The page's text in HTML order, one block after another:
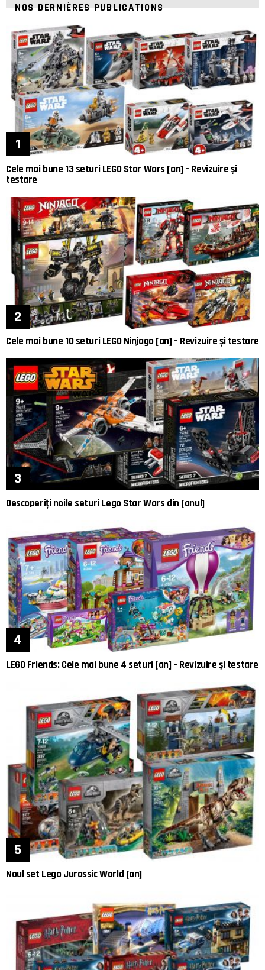
NOS DERNIÈRES PUBLICATIONS
Cele mai bune 13 seturi LEGO Star Wars [an] – Revizuire și
testare
Cele mai bune 10 seturi LEGO Ninjago [an] – Revizuire și testare
Descoperiți noile seturi Lego Star Wars din [anul]
LEGO Friends: Cele mai bune 4 seturi [an] – Revizuire și testare
Noul set Lego Jurassic World [an]